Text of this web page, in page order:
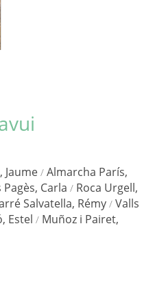
Jaume / Almarcha París,
Carla / Roca Urgell,
Salvatella, Rémy / Valls
Estel / Muñoz i Pairet,